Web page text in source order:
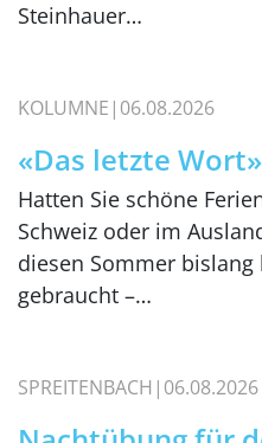
Steinhauer…
KOLUMNE 06.08.2026
«Das letzte Wort»
Hatten Sie schöne
Schweiz oder im
diesen Sommer bislang
gebraucht –…
SPREITENBACH 06.08.2026